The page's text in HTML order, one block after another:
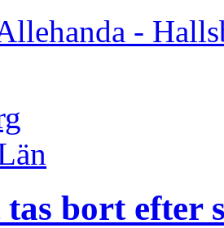
-
tas bort efter